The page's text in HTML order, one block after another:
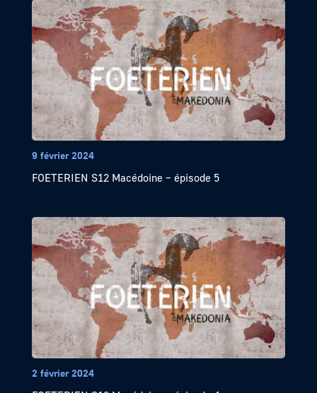
9 février 2024
FOETERIEN S12 Macédoine – épisode 5
2 février 2024